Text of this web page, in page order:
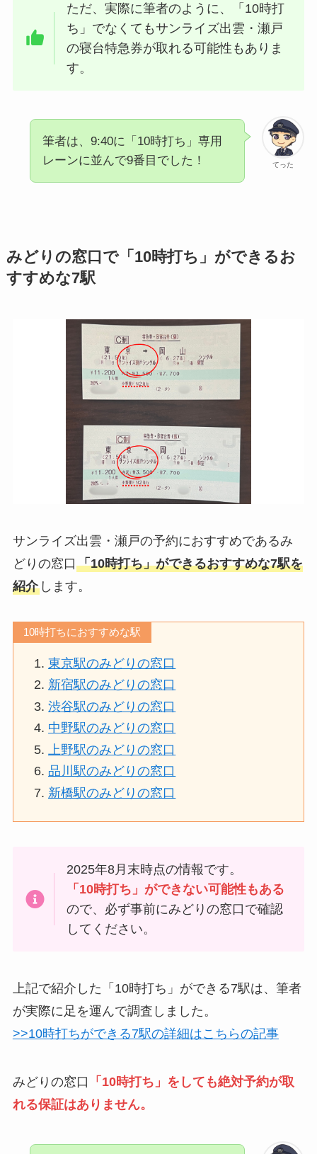
ただ、実際に筆者のように、「10時打
ち」でなくてもサンライズ出雲・瀬戸
の寝台特急券が取れる可能性もありま
す。
てった
筆者は、9:40に「10時打ち」専用
レーンに並んで9番目でした！
みどりの窓口で「10時打ち」ができるお
すすめな7駅
サンライズ出雲・瀬戸の予約におすすめであるみ
どりの窓口 「10時打ち」ができるおすすめな7駅を
紹介します。
10時打ちにおすすめな駅
東京駅のみどりの窓口
新宿駅のみどりの窓口
渋谷駅のみどりの窓口
中野駅のみどりの窓口
上野駅のみどりの窓口
品川駅のみどりの窓口
新橋駅のみどりの窓口
2025年8月末時点の情報です。
「10時打ち」ができない可能性もある
ので、必ず事前にみどりの窓口で確認
してください。
上記で紹介した「10時打ち」ができる7駅は、筆者
が実際に足を運んで調査しました。
>>10時打ちができる7駅の詳細はこちらの記事
みどりの窓口
「10時打ち」をしても絶対予約が取
れる保証はありません。